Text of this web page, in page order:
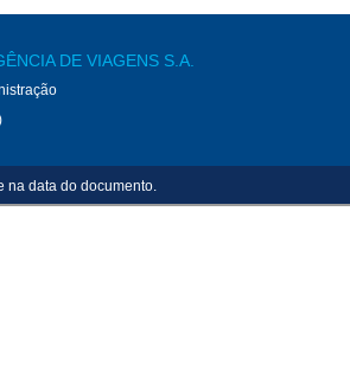
DE VIAGENS S.A.
na data do documento.